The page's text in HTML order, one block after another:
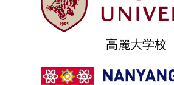
高麗大学校